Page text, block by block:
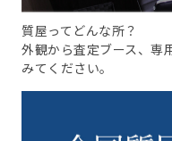
質屋ってどんな所？
外観から査定ブース、専
みてください。